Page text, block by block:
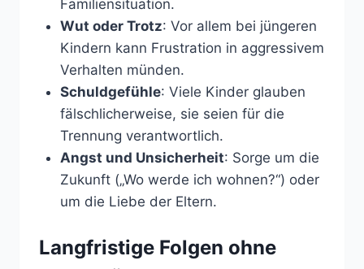
Familiensituation.
Wut oder Trotz: Vor allem bei jüngeren
Kindern kann Frustration in aggressivem
Verhalten münden.
Schuldgefühle: Viele Kinder glauben
fälschlicherweise, sie seien für die
Trennung verantwortlich.
Angst und Unsicherheit: Sorge um die
Zukunft („Wo werde ich wohnen?“) oder
um die Liebe der Eltern.
Langfristige Folgen ohne